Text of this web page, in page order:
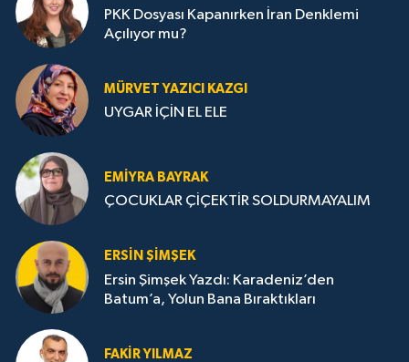
PKK Dosyası Kapanırken İran Denklemi
Açılıyor mu?
MÜRVET YAZICI KAZGI
UYGAR İÇİN EL ELE
EMIYRA BAYRAK
ÇOCUKLAR ÇİÇEKTİR SOLDURMAYALIM
ERSIN ŞIMŞEK
Ersin Şimşek Yazdı: Karadeniz’den
Batum’a, Yolun Bana Bıraktıkları
FAKIR YILMAZ